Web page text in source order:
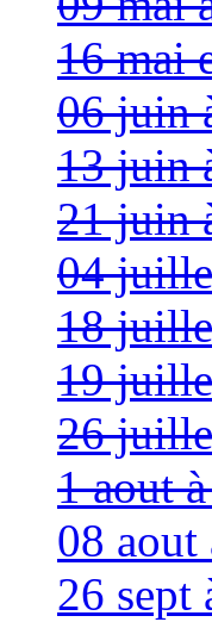
16 mai
06 juin
13 juin
21 juin
04
18
19
26
1 aout
08
26 sept